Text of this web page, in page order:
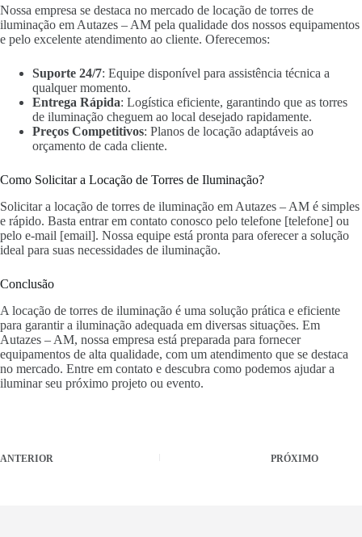
Nossa empresa se destaca no mercado de locação de torres de
iluminação em Autazes – AM pela qualidade dos nossos equipamentos
e pelo excelente atendimento ao cliente. Oferecemos:
Suporte 24/7: Equipe disponível para assistência técnica a
qualquer momento.
Entrega Rápida: Logística eficiente, garantindo que as torres
de iluminação cheguem ao local desejado rapidamente.
Preços Competitivos: Planos de locação adaptáveis ao
orçamento de cada cliente.
Como Solicitar a Locação de Torres de Iluminação?
Solicitar a locação de torres de iluminação em Autazes – AM é simples
e rápido. Basta entrar em contato conosco pelo telefone [telefone] ou
pelo e-mail [email]. Nossa equipe está pronta para oferecer a solução
ideal para suas necessidades de iluminação.
Conclusão
A locação de torres de iluminação é uma solução prática e eficiente
para garantir a iluminação adequada em diversas situações. Em
Autazes – AM, nossa empresa está preparada para fornecer
equipamentos de alta qualidade, com um atendimento que se destaca
no mercado. Entre em contato e descubra como podemos ajudar a
iluminar seu próximo projeto ou evento.
ANTERIOR PRÓXIMO